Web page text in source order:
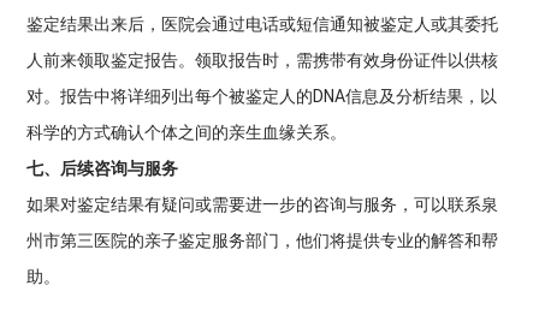
鉴定结果出来后，医院会通过电话或短信通知被鉴定人或其委托
人前来领取鉴定报告。领取报告时，需携带有效身份证件以供核
对。报告中将详细列出每个被鉴定人的DNA信息及分析结果，以
科学的方式确认个体之间的亲生血缘关系。
七、后续咨询与服务
如果对鉴定结果有疑问或需要进一步的咨询与服务，可以联系泉
州市第三医院的亲子鉴定服务部门，他们将提供专业的解答和帮
助。